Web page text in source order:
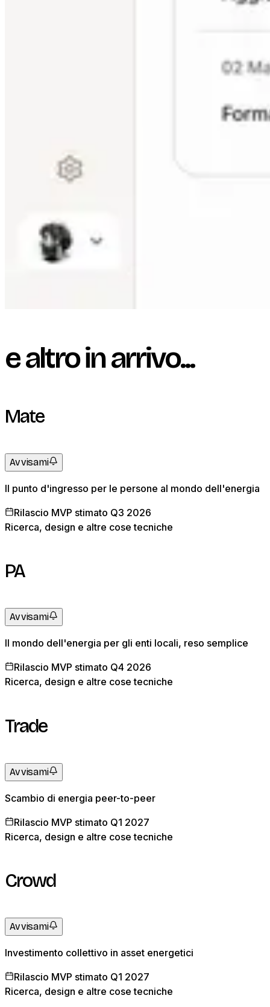
e altro in arrivo...
Mate
Avvisami
Il punto d'ingresso per le persone al mondo dell'energia
Rilascio MVP stimato Q3 2026
Ricerca, design e altre cose tecniche
PA
Avvisami
Il mondo dell'energia per gli enti locali, reso semplice
Rilascio MVP stimato Q4 2026
Ricerca, design e altre cose tecniche
Trade
Avvisami
Scambio di energia peer-to-peer
Rilascio MVP stimato Q1 2027
Ricerca, design e altre cose tecniche
Crowd
Avvisami
Investimento collettivo in asset energetici
Rilascio MVP stimato Q1 2027
Ricerca, design e altre cose tecniche